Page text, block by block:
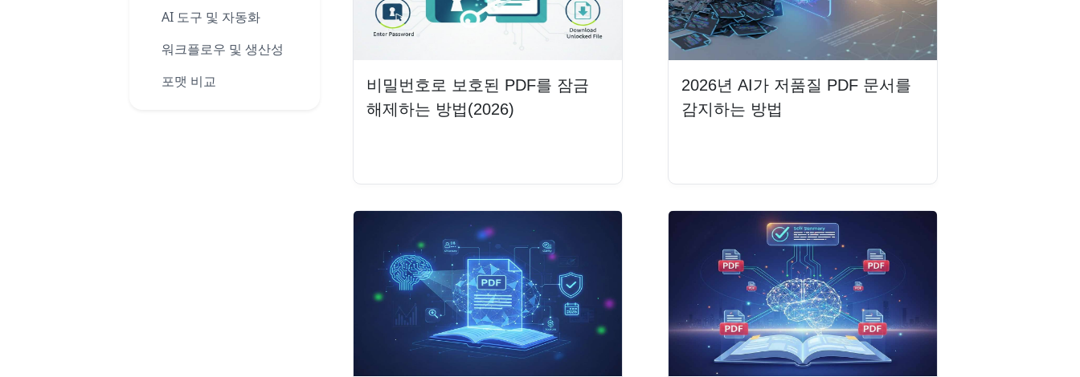
AI 도구 및 자동화
워크플로우 및 생산성
포맷 비교
비밀번호로 보호된 PDF를 잠금
해제하는 방법(2026)
2026년 AI가 저품질 PDF 문서를
감지하는 방법